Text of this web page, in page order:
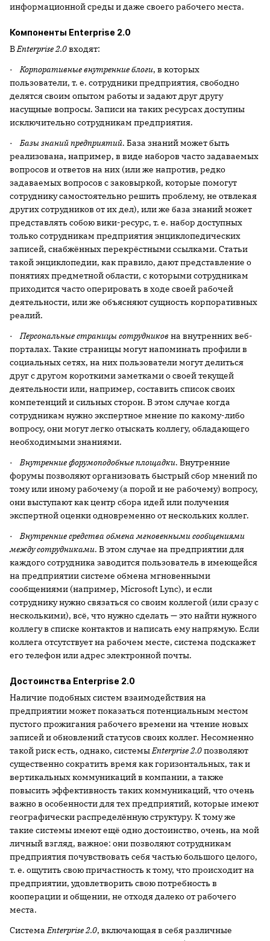
информационной среды и даже своего рабочего места.
Компоненты Enterprise 2.0
ВEnterprise 2.0входят:
·Корпоративные внутренние блоги, в которых
пользователи, т. е. сотрудники предприятия, свободно
делятся своим опытом работы и задают друг другу
насущные вопросы. Записи на таких ресурсах доступны
исключительно сотрудникам предприятия.
·Базы знаний предприятий. База знаний может быть
реализована, например, в виде наборов часто задаваемых
вопросов и ответов на них (или же напротив, редко
задаваемых вопросов с заковыркой, которые помогут
сотруднику самостоятельно решить проблему, не отвлекая
других сотрудников от их дел), или же база знаний может
представлять собою вики-ресурс, т. е. набор доступных
только сотрудникам предприятия энциклопедических
записей, снабжённых перекрёстными ссылками. Статьи
такой энциклопедии, как правило, дают представление о
понятиях предметной области, с которыми сотрудникам
приходится часто оперировать в ходе своей рабочей
деятельности, или же объясняют сущность корпоративных
реалий.
·Персональные страницы сотрудников на внутренних веб-
порталах. Такие страницы могут напоминать профили в
социальных сетях, на них пользователи могут делиться
друг с другом короткими заметками о своей текущей
деятельности или, например, составить список своих
компетенций и сильных сторон. В этом случае когда
сотрудникам нужно экспертное мнение по какому-либо
вопросу, они могут легко отыскать коллегу, обладающего
необходимыми знаниями.
·Внутренние форумоподобные площадки. Внутренние
форумы позволяют организовать быстрый сбор мнений по
тому или иному рабочему (а порой и не рабочему) вопросу,
они выступают как центр сбора идей или получения
экспертной оценки одновременно от нескольких коллег.
·Внутренние средства обмена мгновенными сообщениями
между сотрудниками. В этом случае на предприятии для
каждого сотрудника заводится пользователь в имеющейся
на предприятии системе обмена мгновенными
сообщениями (например, Microsoft Lync), и если
сотруднику нужно связаться со своим коллегой (или сразу с
несколькими), всё, что нужно сделать — это найти нужного
коллегу в списке контактов и написать ему напрямую. Если
коллега отсутствует на рабочем месте, система подскажет
его телефон или адрес электронной почты.
Достоинства Enterprise 2.0
Наличие подобных систем взаимодействия на
предприятии может показаться потенциальным местом
пустого прожигания рабочего времени на чтение новых
записей и обновлений статусов своих коллег. Несомненно
такой риск есть, однако, системыEnterprise 2.0позволяют
существенно сократить время как горизонтальных, так и
вертикальных коммуникаций в компании, а также
повысить эффективность таких коммуникаций, что очень
важно в особенности для тех предприятий, которые имеют
географически распределённую структуру. К тому же
такие системы имеют ещё одно достоинство, очень, на мой
личный взгляд, важное: они позволяют сотрудникам
предприятия почувствовать себя частью большого целого,
т. е. ощутить свою причастность к тому, что происходит на
предприятии, удовлетворить свою потребность в
кооперации и общении, не отходя далеко от рабочего
места.
СистемаEnterprise 2.0, включающая в себя различные